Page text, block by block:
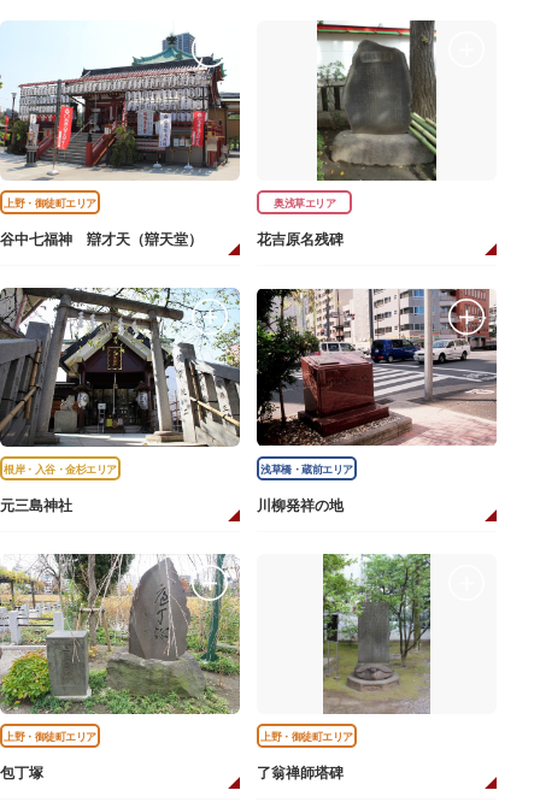
上野・御徒町エリア
谷中七福神 辯才天（辯天堂）
奥浅草エリア
花吉原名残碑
根岸・入谷・金杉エリア
元三島神社
浅草橋・蔵前エリア
川柳発祥の地
上野・御徒町エリア
包丁塚
上野・御徒町エリア
了翁禅師塔碑